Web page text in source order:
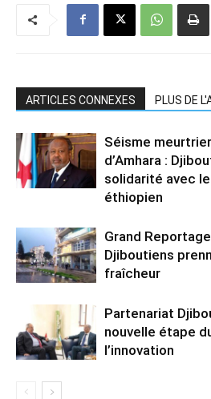
ARTICLES CONNEXES PLUS DE
Séisme
d’Amhara :
solidarité avec
éthiopien
Grand
Djiboutiens
fraîcheur
Partenariat
nouvelle étape
l’innovation